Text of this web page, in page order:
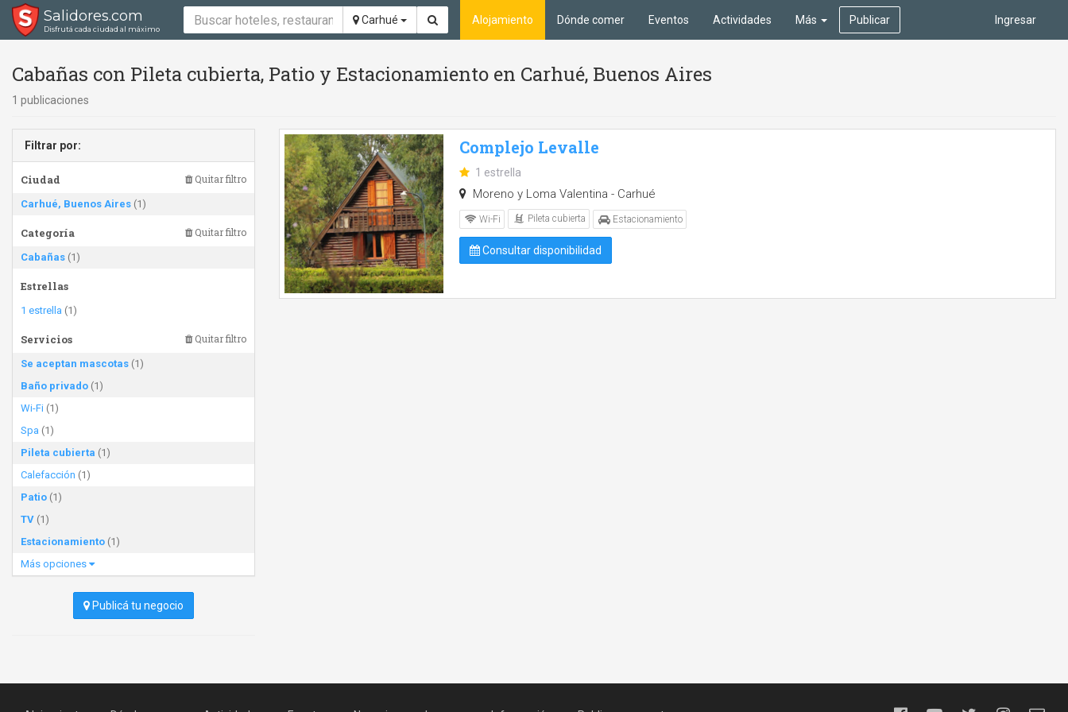
Salidores.com
Disfrutá cada ciudad al máximo
Carhué Ingresar
Alojamiento Dónde comer Eventos Actividades Más Publicar
Cabañas con Pileta cubierta, Patio y Estacionamiento en Carhué, Buenos Aires
1 publicaciones
Filtrar por:
Ciudad Quitar filtro
Carhué, Buenos Aires (1)
Categoría Quitar filtro
Cabañas (1)
Estrellas
1 estrella (1)
Servicios Quitar filtro
Se aceptan mascotas (1)
Baño privado (1)
Wi-Fi (1)
Spa (1)
Pileta cubierta (1)
Calefacción (1)
Patio (1)
TV (1)
Estacionamiento (1)
Más opciones
Publicá tu negocio
Complejo Levalle
1 estrella
Moreno y Loma Valentina - Carhué
Wi-Fi Pileta cubierta Estacionamiento
Consultar disponibilidad